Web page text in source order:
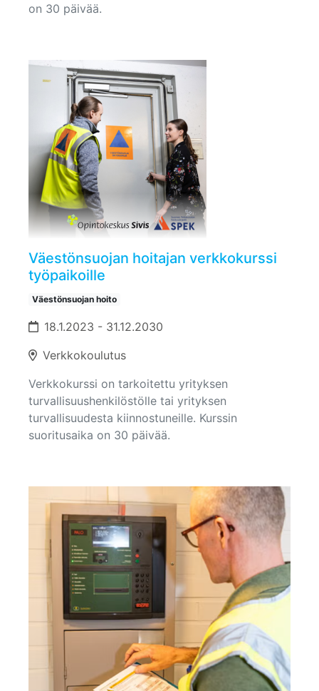
on 30 päivää.
Väestönsuojan hoitajan verkkokurssi
työpaikoille
Väestönsuojan hoito
18.1.2023 - 31.12.2030
Verkkokoulutus
Verkkokurssi on tarkoitettu yrityksen
turvallisuushenkilöstölle tai yrityksen
turvallisuudesta kiinnostuneille. Kurssin
suoritusaika on 30 päivää.